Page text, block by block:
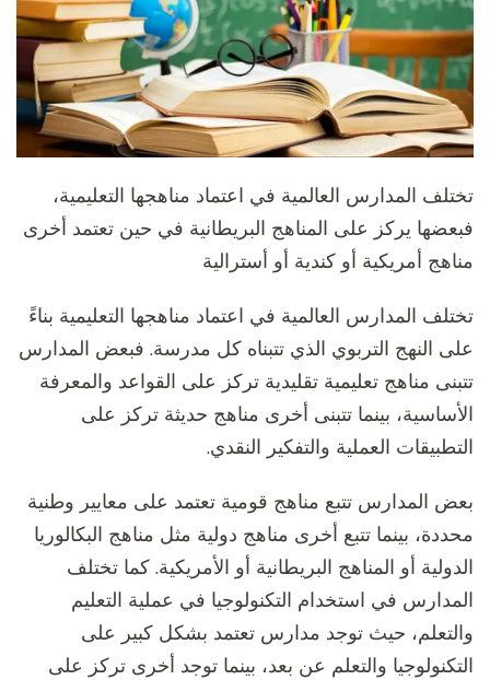
تختلف المدارس العالمية في اعتماد مناهجها التعليمية،
فبعضها يركز على المناهج البريطانية في حين تعتمد أخرى
مناهج أمريكية أو كندية أو أسترالية
تختلف المدارس العالمية في اعتماد مناهجها التعليمية بناءً
على النهج التربوي الذي تتبناه كل مدرسة. فبعض المدارس
تتبنى مناهج تعليمية تقليدية تركز على القواعد والمعرفة
الأساسية، بينما تتبنى أخرى مناهج حديثة تركز على
التطبيقات العملية والتفكير النقدي.
بعض المدارس تتبع مناهج قومية تعتمد على معايير وطنية
محددة، بينما تتبع أخرى مناهج دولية مثل مناهج البكالوريا
الدولية أو المناهج البريطانية أو الأمريكية. كما تختلف
المدارس في استخدام التكنولوجيا في عملية التعليم
والتعلم، حيث توجد مدارس تعتمد بشكل كبير على
التكنولوجيا والتعلم عن بعد، بينما توجد أخرى تركز على